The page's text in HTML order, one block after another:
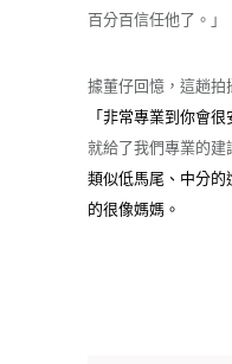
百分百信任他了。」
據董仔回憶，這趟拍
「非常專業到你會很
就給了我們專業的建
類似低馬尾、中分的
的很像媽媽。